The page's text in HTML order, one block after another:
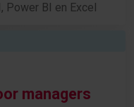
Power BI en Excel
managers